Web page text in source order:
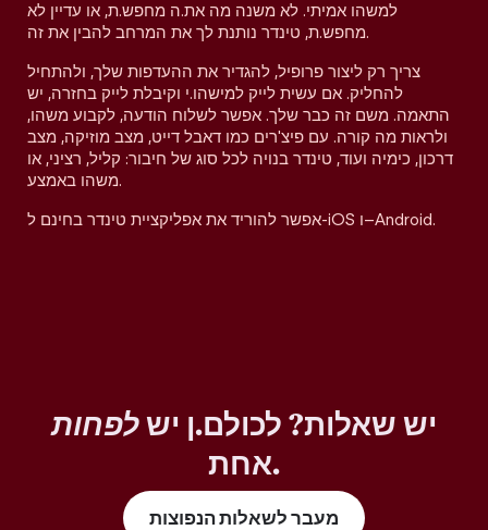
למשהו אמיתי. לא משנה מה את.ה מחפש.ת, או עדיין לא
מחפש.ת, טינדר נותנת לך את המרחב להבין את זה.
צריך רק ליצור פרופיל, להגדיר את ההעדפות שלך, ולהתחיל
להחליק. אם עשית לייק למישהו.י וקיבלת לייק בחזרה, יש
התאמה. משם זה כבר שלך. אפשר לשלוח הודעה, לקבוע משהו,
ולראות מה קורה. עם פיצ'רים כמו דאבל דייט, מצב מוזיקה, מצב
דרכון, כימיה ועוד, טינדר בנויה לכל סוג של חיבור: קליל, רציני, או
משהו באמצע.
אפשר להוריד את אפליקציית טינדר בחינם ל-iOS ו–Android.
יש שאלות? לכולם.ן ישלפחות
אחת.
מעבר לשאלות הנפוצות